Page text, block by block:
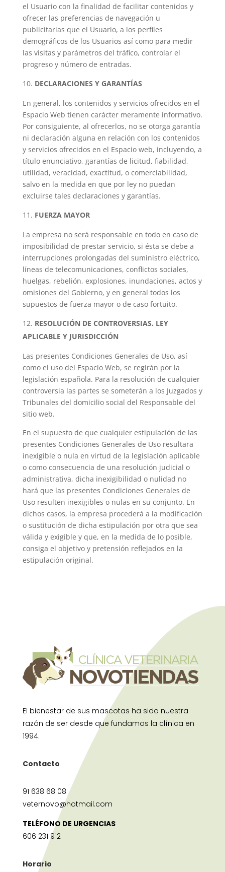
el Usuario con la finalidad de facilitar contenidos y
ofrecer las preferencias de navegación u
publicitarias que el Usuario, a los perfiles
demográficos de los Usuarios así como para medir
las visitas y parámetros del tráfico, controlar el
progreso y número de entradas.
DECLARACIONES Y GARANTÍAS
En general, los contenidos y servicios ofrecidos en el
Espacio Web tienen carácter meramente informativo.
Por consiguiente, al ofrecerlos, no se otorga garantía
ni declaración alguna en relación con los contenidos
y servicios ofrecidos en el Espacio web, incluyendo, a
título enunciativo, garantías de licitud, fiabilidad,
utilidad, veracidad, exactitud, o comerciabilidad,
salvo en la medida en que por ley no puedan
excluirse tales declaraciones y garantías.
FUERZA MAYOR
La empresa no será responsable en todo en caso de
imposibilidad de prestar servicio, si ésta se debe a
interrupciones prolongadas del suministro eléctrico,
líneas de telecomunicaciones, conflictos sociales,
huelgas, rebelión, explosiones, inundaciones, actos y
omisiones del Gobierno, y en general todos los
supuestos de fuerza mayor o de caso fortuito.
RESOLUCIÓN DE CONTROVERSIAS. LEY
APLICABLE Y JURISDICCIÓN
Las presentes Condiciones Generales de Uso, así
como el uso del Espacio Web, se regirán por la
legislación española. Para la resolución de cualquier
controversia las partes se someterán a los Juzgados y
Tribunales del domicilio social del Responsable del
sitio web.
En el supuesto de que cualquier estipulación de las
presentes Condiciones Generales de Uso resultara
inexigible o nula en virtud de la legislación aplicable
o como consecuencia de una resolución judicial o
administrativa, dicha inexigibilidad o nulidad no
hará que las presentes Condiciones Generales de
Uso resulten inexigibles o nulas en su conjunto. En
dichos casos, la empresa procederá a la modificación
o sustitución de dicha estipulación por otra que sea
válida y exigible y que, en la medida de lo posible,
consiga el objetivo y pretensión reflejados en la
estipulación original.
El bienestar de sus mascotas ha sido nuestra
razón de ser desde que fundamos la clínica en
1994.
Contacto
91 638 68 08
veternovo@hotmail.com
TELÉFONO DE URGENCIAS
606 231 912
Horario